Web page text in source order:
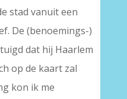
stad vanuit een
De (benoemings-)
dat hij Haarlem
op de kaart zal
kon ik me